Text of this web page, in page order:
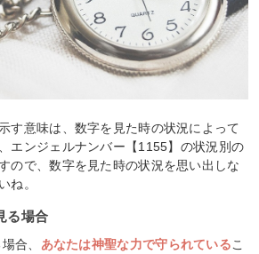
す意味は、数字を見た時の状況によって
エンジェルナンバー【1155】の状況別の
ので、数字を見た時の状況を思い出しな
ね。
る場合
合、 あなたは神聖な力で守られているこ